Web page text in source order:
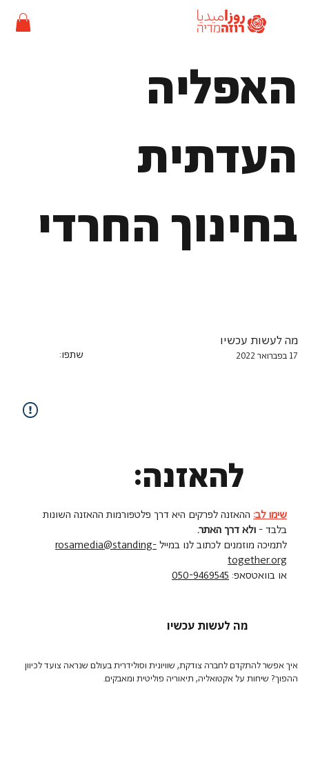
האפליה
העדתית
בחינוך החרדי
שתפו:
מה לעשות עכשיו
17 בפברואר 2022
להאזנה:
שימו לב: ההאזנה לפרקים היא דרך פלטפורמות ההאזנה השונות
בלבד - ולא דרך האתר.
לתמיכה מוזמנים לכתוב לנו במיילrosamedia@standing-
together.org
או בוואטסאפ: 050-9469545
מה לעשות עכשיו
איך אפשר להתקדם לחברה צודקת, שוויונית וסולידרית בעולם שנראה צועד לכיוון
ההפוך? שיחות על אקטואליה, תיאוריה פוליטית ומאבקים.